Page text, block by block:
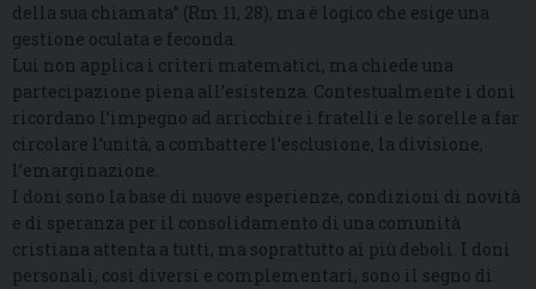
della sua chiamata” (Rm 11, 28), ma è logico che esige una
gestione oculata e feconda.
Lui non applica i criteri matematici, ma chiede una
partecipazione piena all’esistenza. Contestualmente i doni
ricordano l’impegno ad arricchire i fratelli e le sorelle a far
circolare l’unità, a combattere l’esclusione, la divisione,
l’emarginazione.
I doni sono la base di nuove esperienze, condizioni di novità
e di speranza per il consolidamento di una comunità
cristiana attenta a tutti, ma soprattutto ai più deboli. I doni
personali, così diversi e complementari, sono il segno di